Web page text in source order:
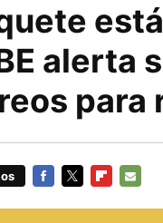
alerta
para